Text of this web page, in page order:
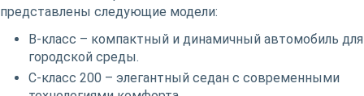
представлены следующие модели:
B-класс – компактный и динамичный автомобиль для
городской среды.
C-класс 200 – элегантный седан с современными